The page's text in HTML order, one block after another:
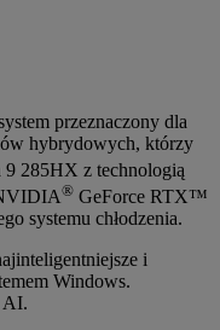
przeznaczony dla
hybrydowych, którzy
285HX z technologią
® GeForce RTX™
systemu chłodzenia.
i
Windows.
AI.